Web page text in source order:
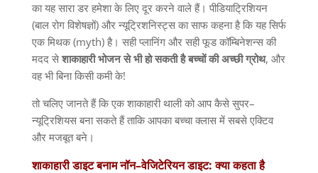
का यह सारा डर हमेशा के लिए दूर करने वाले हैं। पीडियाट्रिशियन
(बाल रोग विशेषज्ञों) और न्यूट्रिशनिस्ट्स का साफ कहना है कि यह सिर्फ
एक मिथक(myth) है। सही प्लानिंग और सही फूड कॉम्बिनेशन्स की
मदद से शाकाहारी भोजन से भी हो सकती है बच्चों की अच्छी ग्रोथ, और
वह भी बिना किसी कमी के!
तो चलिए जानते हैं कि एक शाकाहारी थाली को आप कैसे सुपर–
न्यूट्रिशियस बना सकते हैं ताकि आपका बच्चा क्लास में सबसे एक्टिव
और मजबूत बने।
शाकाहारीडाइटबनामनॉन–वेजिटेरियनडाइट:क्याकहताहै